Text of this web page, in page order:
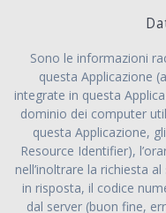
Sono le informazioni
questa Applicazione
integrate in questa
dominio dei computer
questa Applicazione,
Resource Identifier),
nell’inoltrare la richiesta
in risposta, il codice
dal server (buon fine,